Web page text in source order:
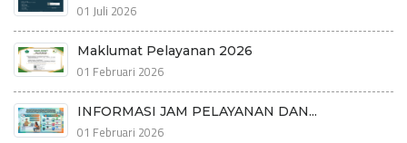
01 Juli 2026
Maklumat Pelayanan 2026
01 Februari 2026
INFORMASI JAM PELAYANAN DAN...
01 Februari 2026